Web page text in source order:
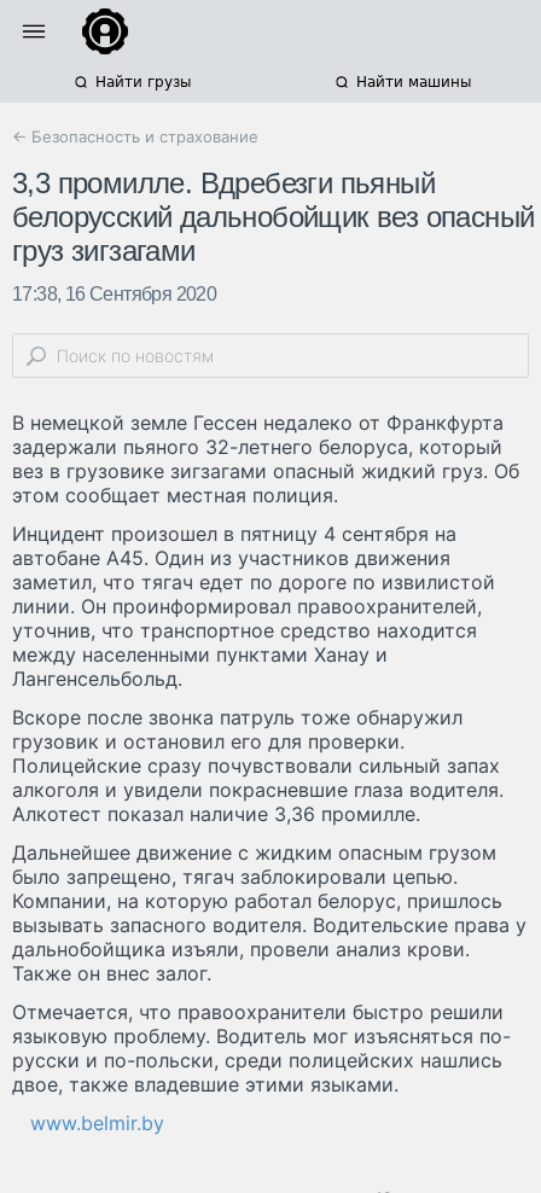
Найти грузы Найти машины
← Безопасность и страхование
3,3 промилле. Вдребезги пьяный
белорусский дальнобойщик вез опасный
груз зигзагами
17:38, 16 Сентября 2020
В немецкой земле Гессен недалеко от Франкфурта
задержали пьяного 32-летнего белоруса, который
вез в грузовике зигзагами опасный жидкий груз. Об
этом сообщает местная полиция.
Инцидент произошел в пятницу 4 сентября на
автобане А45. Один из участников движения
заметил, что тягач едет по дороге по извилистой
линии. Он проинформировал правоохранителей,
уточнив, что транспортное средство находится
между населенными пунктами Ханау и
Лангенсельбольд.
Вскоре после звонка патруль тоже обнаружил
грузовик и остановил его для проверки.
Полицейские сразу почувствовали сильный запах
алкоголя и увидели покрасневшие глаза водителя.
Алкотест показал наличие 3,36 промилле.
Дальнейшее движение с жидким опасным грузом
было запрещено, тягач заблокировали цепью.
Компании, на которую работал белорус, пришлось
вызывать запасного водителя. Водительские права у
дальнобойщика изъяли, провели анализ крови.
Также он внес залог.
Отмечается, что правоохранители быстро решили
языковую проблему. Водитель мог изъясняться по-
русски и по-польски, среди полицейских нашлись
двое, также владевшие этими языками.
www.belmir.by